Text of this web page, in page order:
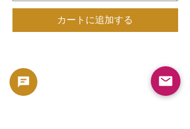
カートに追加する